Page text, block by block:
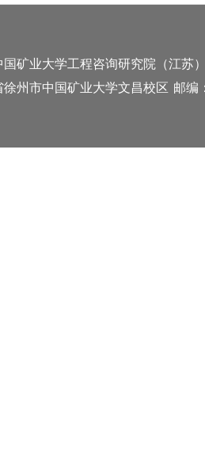
国矿业大学工程咨询研究院（江苏
州市中国矿业大学文昌校区 邮编